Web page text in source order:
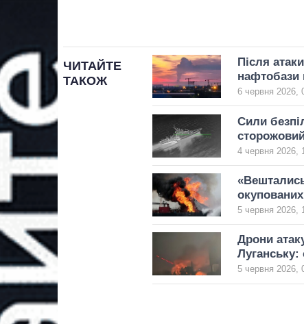
ЧИТАЙТЕ
ТАКОЖ
Після
нафтобази
6 червня 2026,
Сили
4 червня 2026,
5 червня 2026,
Дрони
5 червня 2026,